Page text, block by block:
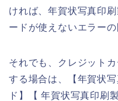
ければ、年賀状写真印
ードが使えないエラー
それでも、クレジット
する場合は、【年賀状
ド】【 年賀状写真印刷